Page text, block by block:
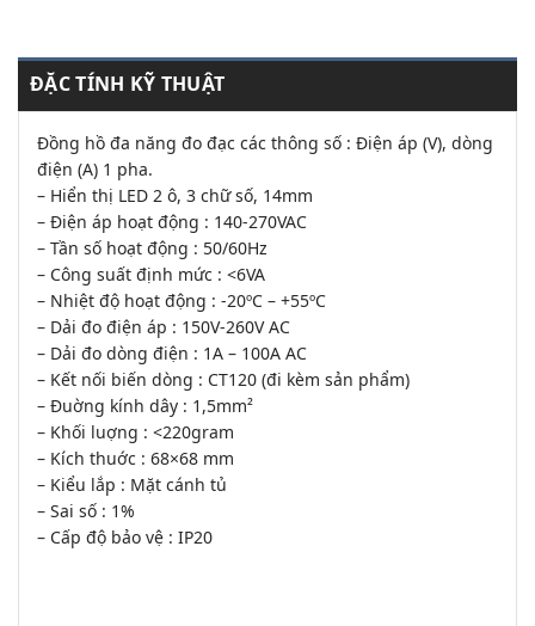
ĐẶC TÍNH KỸ THUẬT
Đồng hồ đa năng đo đạc các thông số : Điện áp (V), dòng
điện (A) 1 pha.
– Hiển thị LED 2 ô, 3 chữ số, 14mm
– Điện áp hoạt động : 140-270VAC
– Tần số hoạt động : 50/60Hz
– Công suất định mức : <6VA
– Nhiệt độ hoạt động : -20ºC – +55ºC
– Dải đo điện áp : 150V-260V AC
– Dải đo dòng điện : 1A – 100A AC
– Kết nối biến dòng : CT120 (đi kèm sản phẩm)
– Đuờng kính dây : 1,5mm²
– Khối luợng : <220gram
– Kích thuớc : 68×68 mm
– Kiểu lắp : Mặt cánh tủ
– Sai số : 1%
– Cấp độ bảo vệ : IP20